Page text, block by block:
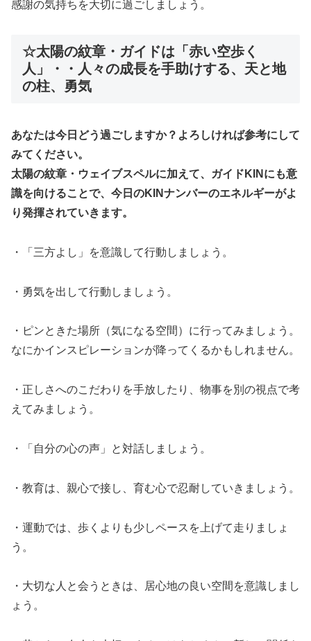
感謝の気持ちを大切に過ごしましょう。
☆太陽の紋章・ガイドは「赤い空歩く
人」・・人々の成長を手助けする、天と地
の柱、勇気
あなたは今日どう過ごしますか？よろしければ参考にして
みてください。
太陽の紋章・ウェイブスペルに加えて、ガイドKINにも意
識を向けることで、今日のKINナンバーのエネルギーがよ
り発揮されていきます。
・「三方よし」を意識して行動しましょう。
・勇気を出して行動しましょう。
・ピンときた場所（気になる空間）に行ってみましょう。
なにかインスピレーションが降ってくるかもしれません。
・正しさへのこだわりを手放したり、物事を別の視点で考
えてみましょう。
・「自分の心の声」と対話しましょう。
・教育は、親心で接し、育む心で忍耐していきましょう。
・運動では、歩くよりも少しペースを上げて走りましょ
う。
・大切な人と会うときは、居心地の良い空間を意識しまし
ょう。